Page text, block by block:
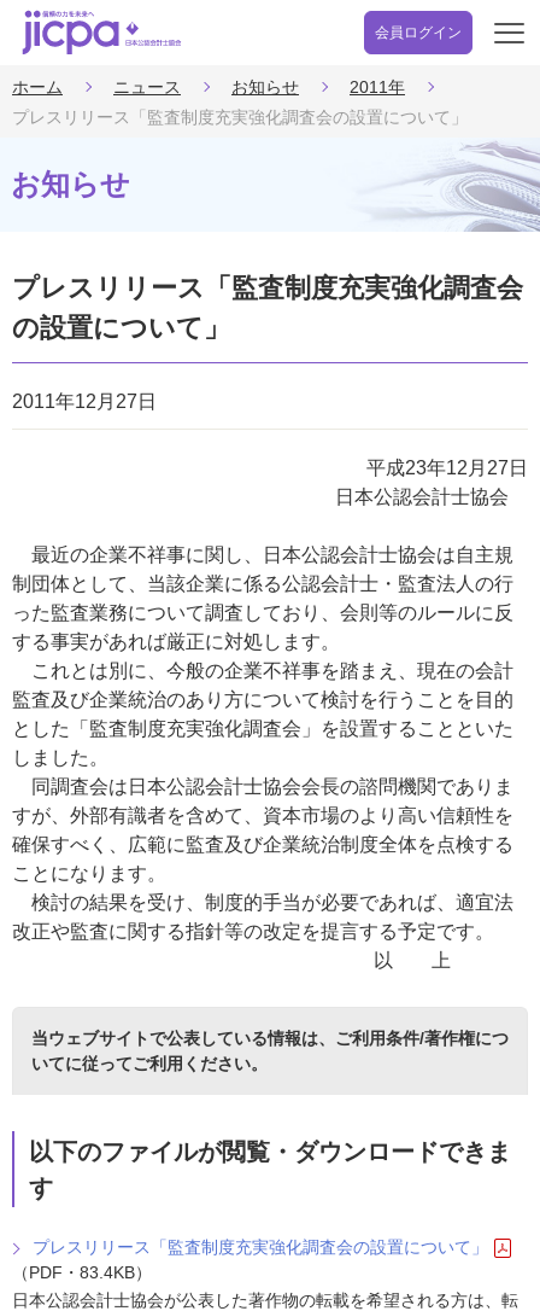
会員ログイン
開
ホーム ニュース お知らせ
2011年
プレスリリース「監査制度充実強化調査会の設置について」
お知らせ
プレスリリース「監査制度充実強化調査会
の設置について」
2011年12月27日
平成23年12月27日
日本公認会計士協会
最近の企業不祥事に関し、日本公認会計士協会は自主規
制団体として、当該企業に係る公認会計士・監査法人の行
った監査業務について調査しており、会則等のルールに反
する事実があれば厳正に対処します。
これとは別に、今般の企業不祥事を踏まえ、現在の会計
監査及び企業統治のあり方について検討を行うことを目的
とした「監査制度充実強化調査会」を設置することといた
しました。
同調査会は日本公認会計士協会会長の諮問機関でありま
すが、外部有識者を含めて、資本市場のより高い信頼性を
確保すべく、広範に監査及び企業統治制度全体を点検する
ことになります。
検討の結果を受け、制度的手当が必要であれば、適宜法
改正や監査に関する指針等の改定を提言する予定です。
以 上
当ウェブサイトで公表している情報は、 ご利用条件/著作権につ
いてに従ってご利用ください。
以下のファイルが閲覧・ダウンロードできま
す
プレスリリース「監査制度充実強化調査会の設置について」
（PDF・83.4KB）
日本公認会計士協会が公表した著作物の転載を希望される方は、転